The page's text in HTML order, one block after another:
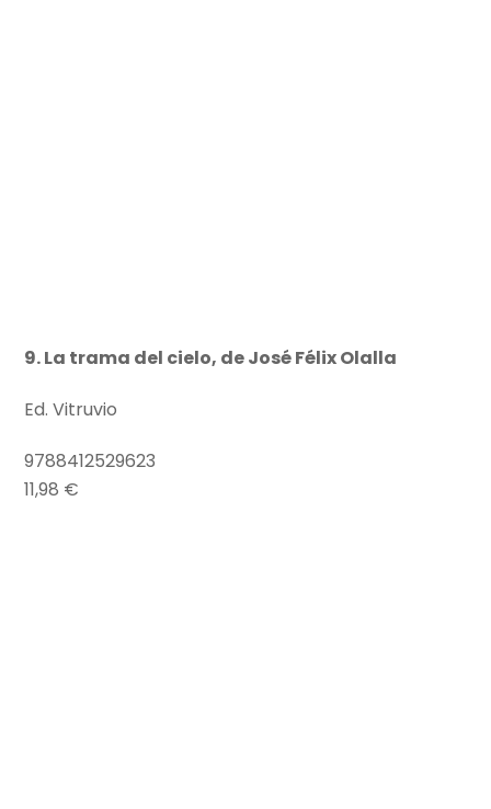
9. La trama del cielo, de José Félix Olalla
Ed. Vitruvio
9788412529623
11,98 €